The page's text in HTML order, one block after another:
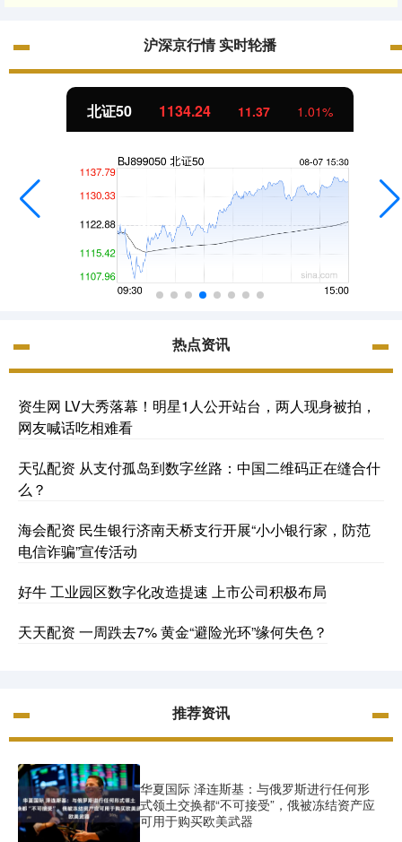
沪深京行情 实时轮播
北证50 1134.24 11.37 1.01%
热点资讯
资生网 LV大秀落幕！明星1人公开站台，两人现身被拍，
网友喊话吃相难看
天弘配资 从支付孤岛到数字丝路：中国二维码正在缝合什
么？
海会配资 民生银行济南天桥支行开展“小小银行家，防范
电信诈骗”宣传活动
好牛 工业园区数字化改造提速 上市公司积极布局
天天配资 一周跌去7% 黄金“避险光环”缘何失色？
推荐资讯
华夏国际 泽连斯基：与俄罗斯进行任何形
式领土交换都“不可接受”，俄被冻结资产应
可用于购买欧美武器